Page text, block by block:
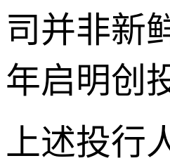
司并非新
年启明创
上述投行